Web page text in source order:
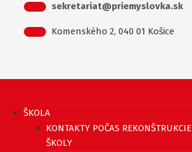
sekretariat@priemyslovka.sk
Komenského 2, 040 01 Košice
ŠKOLA
KONTAKTY POČAS REKONŠTRUKCIE
ŠKOLY